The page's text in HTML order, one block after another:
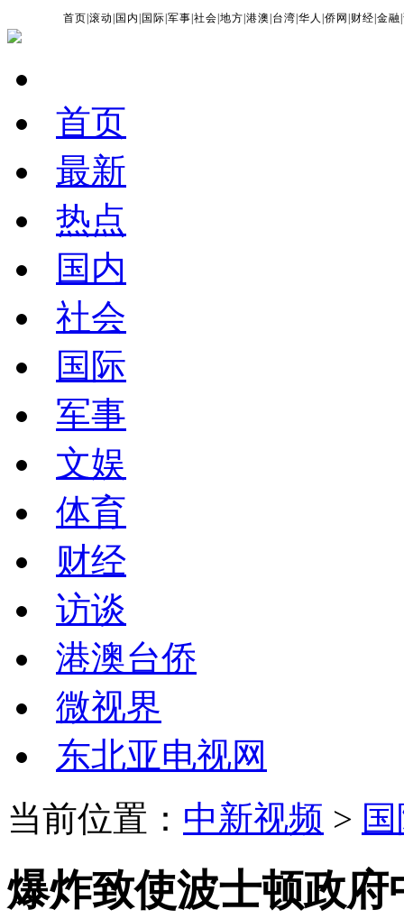
首页 |滚动 国内 国际 |军事 |社会 |地方 |港澳 台湾 |华人 |侨网 财经 |金融 |
首页
最新
热点
国内
社会
国际
军事
文娱
体育
财经
访谈
港澳台侨
微视界
东北亚电视网
当前位置： 中新视频 >
爆炸致使波士顿政